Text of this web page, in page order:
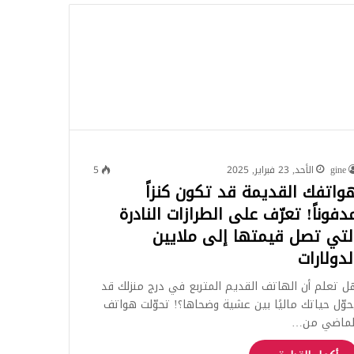
gine الأحد, 23 فبراير, 2025 5
القديمة قد تكون كنزاً
تعرّف على الطرازات النادرة
تصل قيمتها إلى ملايين
تعلم أن الهاتف القديم المتربع في درج منزلك قد
حياتك ماليًا بين عشية وضحاها؟! تحوّلت هواتف
من…